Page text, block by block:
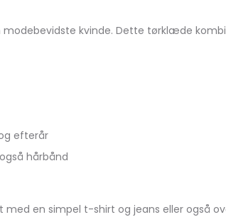
kvinde. Dette tørklæde
efterår
hårbånd
en simpel t-shirt og jeans eller også